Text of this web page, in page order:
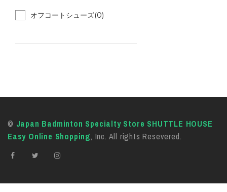
オフコートシューズ(0)
© Japan Badminton Specialty Store SHUTTLE HOUSE
Easy Online Shopping, Inc. All rights Resevered.